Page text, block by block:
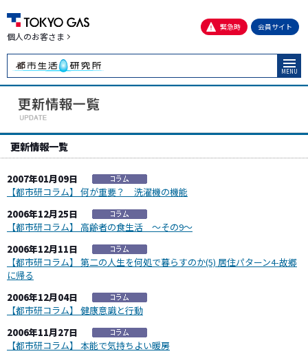
個人のお客さま
緊急時 会員サイト
MENU
更新情報一覧
2007年01月09日
【都市研コラム】 何が重要？ 洗濯機の機能
2006年12月25日
【都市研コラム】 高齢者の食生活 ～その9～
2006年12月11日
【都市研コラム】 第二の人生を何処で暮らすのか(5) 居住パターン4-故郷
に帰る
2006年12月04日
【都市研コラム】 健康意識と行動
2006年11月27日
【都市研コラム】 本能で気持ちよい暖房